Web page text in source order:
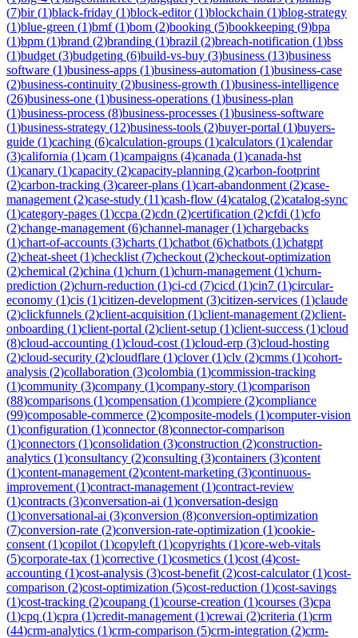
(7)bir(1)black-friday (1)block-editor(1)blockchain (1)blog-strategy
(1)blue-green (1)bmf(1)bom (2)booking (5)bookkeeping (9)bpa
(1)bpm (1)brand (2)branding (1)brazil (2)breach-notification (1)bss
(1)budget (3)budgeting (6)build-vs-buy (3)business (13)business
software (1)business-apps (1)business-automation (1)business-case
(2)business-continuity (2)business-growth (1)business-intelligence
(26)business-one (1)business-operations (1)business-plan
(1)business-process (8)business-processes (1)business-software
(1)business-strategy (12)business-tools (2)buyer-portal (1)buyers-
guide (1)caching (6)calculation-groups (1)calculators (1)calendar
(3)california (1)cam (1)campaigns (4)canada (1)canada-hst
(1)canary (1)capacity (2)capacity-planning (2)carbon-footprint
(2)carbon-tracking (3)career-plans (1)cart-abandonment (2)case-
management (2)case-study (11)cash-flow (4)catalog (2)catalog-sync
(1)category-pages (1)ccpa (2)cdn (2)certification (2)cfdi (1)cfo
(2)change-management (6)channel-manager(1)chargebacks
(1)chart-of-accounts (3)charts (1)chatbot (6)chatbots (1)chatgpt
(2)cheat-sheet (1)checklist (7)checkout (2)checkout-optimization
(2)chemical (2)china (1)churn (1)churn-management (1)churn-
prediction (2)churn-reduction (1)ci-cd (7)cicd (1)cin7 (1)circular-
economy (1)cis (1)citizen-development (3)citizen-services (1)claude
(2)clickfunnels (2)client-acquisition (1)client-management (2)client-
onboarding (1)client-portal (2)client-setup (1)client-success (1)cloud
(8)cloud-accounting (1)cloud-cost (1)cloud-erp (3)cloud-hosting
(2)cloud-security (2)cloudflare (1)clover(1)clv (2)cmms (1)cohort-
analysis (2)collaboration (3)colombia (1)commission-tracking
(1)community (3)company (1)company-story (1)comparison
(88)comparisons (1)compensation (1)compiere (2)compliance
(99)composable-commerce (2)composite-models (1)computer-vision
(1)configuration (1)connector(8)connector-comparison
(1)connectors (1)consolidation (3)construction (2)construction-
analytics (1)consultancy (2)consulting (3)containers (3)content
(1)content-management (2)content-marketing (3)continuous-
improvement (1)contract-management (1)contract-review
(1)contracts (3)conversation-ai (1)conversation-design
(1)conversational-ai (3)conversion (8)conversion-optimization
(7)conversion-rate (2)conversion-rate-optimization (1)cookie-
consent (1)copilot (1)copyleft (1)copyrights (1)core-web-vitals
(5)corporate-tax (1)corrective (1)cosmetics (1)cost (4)cost-
accounting (1)cost-analysis (3)cost-benefit (2)cost-calculator(1)cost-
comparison (2)cost-optimization (5)cost-reduction (1)cost-savings
(1)cost-tracking (2)coupang (1)course-creation (1)courses (3)cpa
(1)cpq (1)cpra (1)credit-management (1)crewai (2)criteria (1)crm
(44)crm-analytics (1)crm-comparison (5)crm-integration (2)crm-